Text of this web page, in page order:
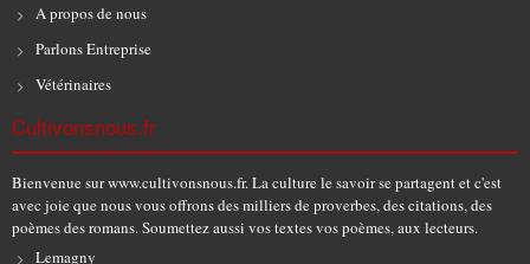
A propos de nous
Parlons Entreprise
Vétérinaires
Cultivonsnous.fr
Bienvenue sur www.cultivonsnous.fr. La culture le savoir se partagent et c'est
avec joie que nous vous offrons des milliers de proverbes, des citations, des
poèmes des romans. Soumettez aussi vos textes vos poèmes, aux lecteurs.
Lemagny